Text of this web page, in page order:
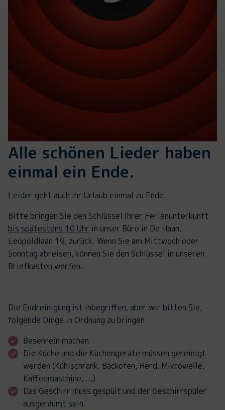
Alle schönen Lieder haben
einmal ein Ende.
Leider geht auch Ihr Urlaub einmal zu Ende.
Bitte bringen Sie den Schlüssel Ihrer Ferienunterkunft
bis spätestens 10 Uhr in unser Büro in De Haan,
Leopoldlaan 19, zurück. Wenn Sie am Mittwoch oder
Sonntag abreisen, können Sie den Schlüssel in unseren
Briefkasten werfen.
Die Endreinigung ist inbegriffen, aber wir bitten Sie,
folgende Dinge in Ordnung zu bringen:
Besenrein machen
Die Küche und die Küchengeräte müssen gereinigt
werden (Kühlschrank, Backofen, Herd, Mikrowelle,
Kaffeemaschine, ...)
Das Geschirr muss gespült und der Geschirrspüler
ausgeräumt sein